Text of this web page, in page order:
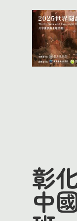
彰
中